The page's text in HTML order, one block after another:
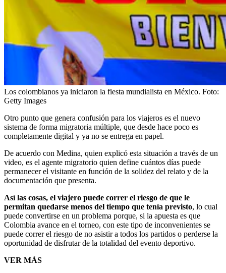
Los colombianos ya iniciaron la fiesta mundialista en México. Foto:
Getty Images
Otro punto que genera confusión para los viajeros es el nuevo
sistema de forma migratoria múltiple, que desde hace poco es
completamente digital y ya no se entrega en papel.
De acuerdo con Medina, quien explicó esta situación a través de un
video, es el agente migratorio quien define cuántos días puede
permanecer el visitante en función de la solidez del relato y de la
documentación que presenta.
Así las cosas, el viajero puede correr el riesgo de que le
permitan quedarse menos del tiempo que tenía previsto, lo cual
puede convertirse en un problema porque, si la apuesta es que
Colombia avance en el torneo, con este tipo de inconvenientes se
puede correr el riesgo de no asistir a todos los partidos o perderse la
oportunidad de disfrutar de la totalidad del evento deportivo.
VER MÁS